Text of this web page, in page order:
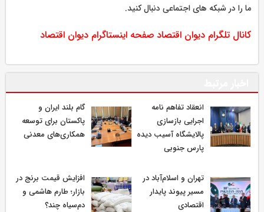
ما را در شبکه های اجتماعی دنبال کنید.
کانال تلگرام دیوان اقتصاد صفحه اینستاگرام دیوان اقتصاد
انعقاد تفاهم نامه
اجرایی بازسازی
پالایشگاه آسیب دیده
پارس جنوبی
گام بلند ایران و
پاکستان برای توسعه
همکاری‌های معدنی
تهران و اسلام‌آباد در
مسیر پیوند پایدار
اقتصادی
افزایش قیمت برنج در
بازار؛ طارم هاشمی و
دم‌سیاه چند؟